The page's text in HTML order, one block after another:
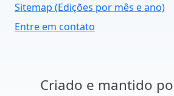
Sitemap (Edições por mês e ano)
Entre em contato
Criado e mantido